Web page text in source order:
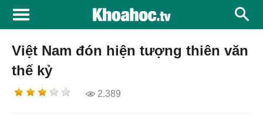
Việt Nam đón hiện tượng thiên văn
thế kỷ
2.389